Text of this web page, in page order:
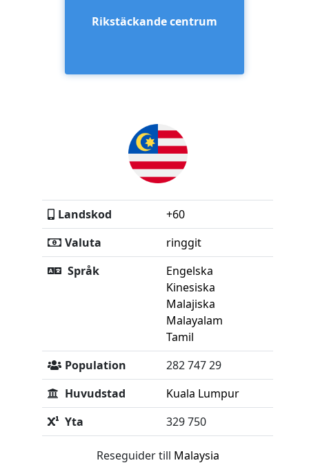
Rikstäckande centrum
Landskod
+60
Valuta
ringgit
Språk
Engelska
Kinesiska
Malajiska
Malayalam
Tamil
Population
282 747 29
Huvudstad
Kuala Lumpur
Yta
329 750
Reseguider till Malaysia